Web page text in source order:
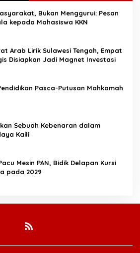
Bukan Menggurui: Pesan
kepada Mahasiswa KKN
Arab Lirik Sulawesi Tengah, Empat
Disiapkan Jadi Magnet Investasi
Pasca-Putusan Mahkamah
Sebuah Kebenaran dalam
Kaili
Mesin PAN, Bidik Delapan Kursi
pada 2029